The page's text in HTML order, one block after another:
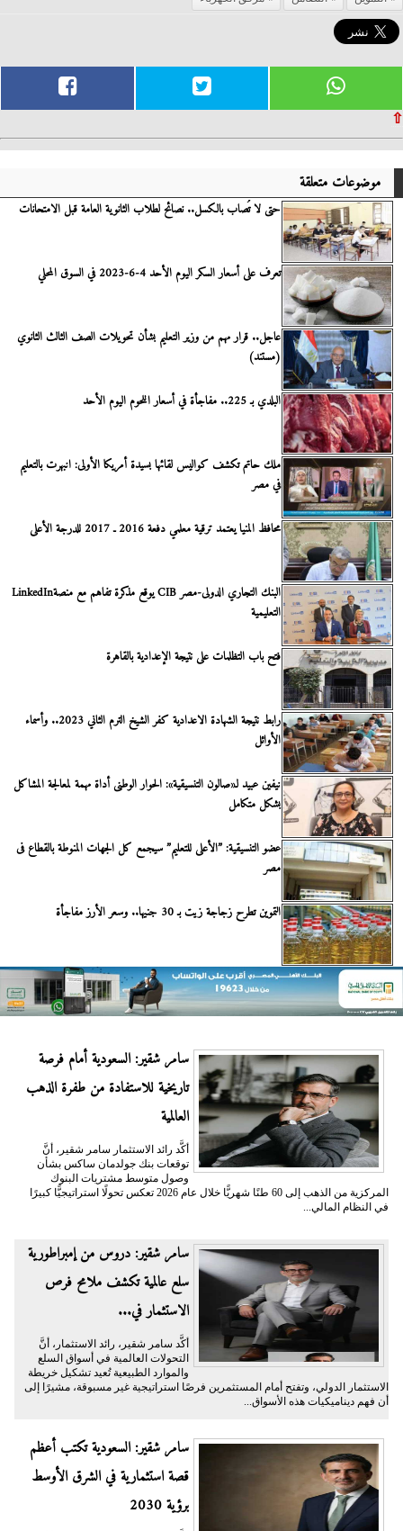
⇧
موضوعات متعلقة
حتى لا تُصاب بالكسل.. نصائح لطلاب الثانوية العامة قبل الامتحانات
تعرف على أسعار السكر اليوم الأحد 4-6-2023 في السوق المحلي
عاجل.. قرار مهم من وزير التعليم بشأن تحويلات الصف الثالث الثانوي
(مستند)
البلدي بـ 225.. مفاجأة في أسعار اللحوم اليوم الأحد
ملك حاتم تكشف كواليس لقائها بسيدة أمريكا الأولى: انبهرت بالتعليم
في مصر
محافظ المنيا يعتمد ترقية معلمي دفعة 2016 ـ 2017 للدرجة الأعلى
البنك التجاري الدولى-مصر CIB يوقع مذكرة تفاهم مع منصةLinkedIn
التعليمية
فتح باب التظلمات على نتيجة الإعدادية بالقاهرة
رابط نتيجة الشهادة الاعدادية كفر الشيخ الترم الثاني 2023.. وأسماء
الأوائل
نيفين عبيد لـ«صالون التنسيقية»: الحوار الوطنى أداة مهمة لمعالجة المشاكل
بشكل متكامل
عضو التنسيقية: ”الأعلى للتعليم” سيجمع كل الجهات المنوطة بالقطاع فى
مصر
التموين تطرح زجاجة زيت بـ 30 جنيها.. وسعر الأرز مفاجأة
سامر شقير: السعودية أمام فرصة
تاريخية للاستفادة من طفرة الذهب
العالمية
أكَّد رائد الاستثمار سامر شقير، أنَّ
توقعات بنك جولدمان ساكس بشأن
وصول متوسط مشتريات البنوك
المركزية من الذهب إلى 60 طنًا شهريًّا خلال عام 2026 تعكس تحولًا استراتيجيًّا كبيرًا
في النظام المالي...
سامر شقير: دروس من إمبراطورية
سلع عالمية تكشف ملامح فرص
الاستثمار في...
أكَّد سامر شقير، رائد الاستثمار، أنَّ
التحولات العالمية في أسواق السلع
والموارد الطبيعية تُعيد تشكيل خريطة
الاستثمار الدولي، وتفتح أمام المستثمرين فرصًا استراتيجية غير مسبوقة، مشيرًا إلى
أن فهم ديناميكيات هذه الأسواق...
سامر شقير: السعودية تكتب أعظم
قصة استثمارية في الشرق الأوسط
برؤية 2030